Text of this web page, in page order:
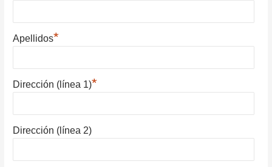
Apellidos*
Dirección (línea 1)*
Dirección (línea 2)